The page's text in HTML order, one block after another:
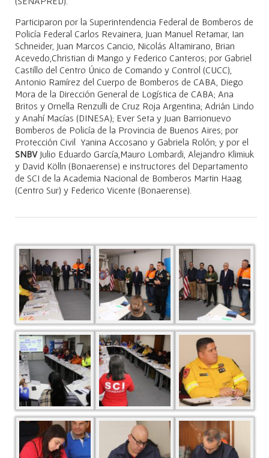
Participaron por la Superintendencia Federal de Bomberos de
Policía Federal Carlos Revainera, Juan Manuel Retamar, Ian
Schneider, Juan Marcos Cancio, Nicolás Altamirano, Brian
Acevedo,Christian di Mango y Federico Canteros; por Gabriel
Castillo del Centro Único de Comando y Control (CUCC),
Antonio Ramírez del Cuerpo de Bomberos de CABA, Diego
Mora de la Dirección General de Logística de CABA; Ana
Britos y Ornella Renzulli de Cruz Roja Argentina; Adrián Lindo
y Anahí Macías (DINESA); Ever Seta y Juan Barrionuevo
Bomberos de Policía de la Provincia de Buenos Aires; por
Protección Civil Yanina Accosano y Gabriela Rolón; y por el
SNBVJulio Eduardo García,Mauro Lombardi, Alejandro Klimiuk
y David Kölln (Bonaerense) e instructores del Departamento
de SCI de la Academia Nacional de Bomberos Martin Haag
(Centro Sur) y Federico Vicente (Bonaerense).